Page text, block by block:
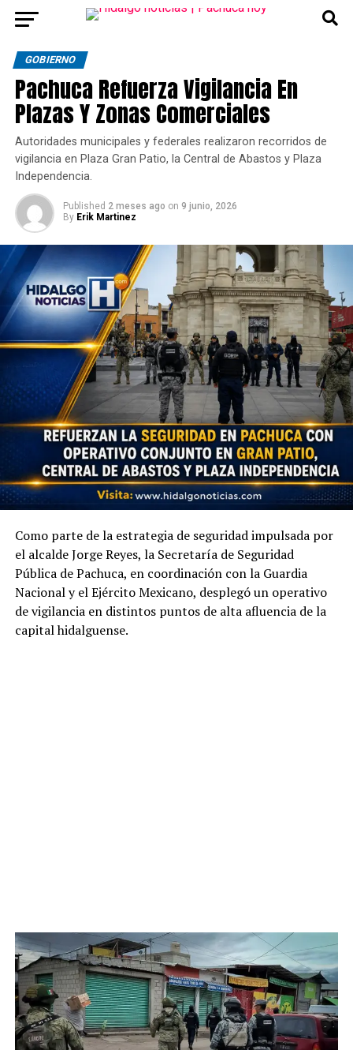
GOBIERNO
Pachuca Refuerza Vigilancia En
Plazas Y Zonas Comerciales
Autoridades municipales y federales realizaron recorridos de
vigilancia en Plaza Gran Patio, la Central de Abastos y Plaza
Independencia.
Published 2 meses ago on 9 junio, 2026
By Erik Martinez
Como parte de la estrategia de seguridad impulsada por
el alcalde Jorge Reyes, la Secretaría de Seguridad
Pública de Pachuca, en coordinación con la Guardia
Nacional y el Ejército Mexicano, desplegó un operativo
de vigilancia en distintos puntos de alta afluencia de la
capital hidalguense.